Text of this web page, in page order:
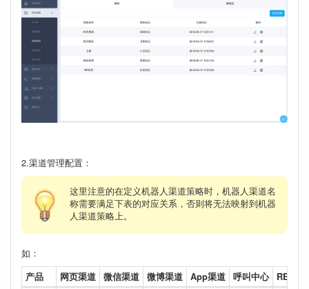
2.渠道管理配置：
这里注意的在定义机器⼈渠道策略时，机器⼈渠道名
称需要满⾜下表的对应关系，否则将⽆法映射到机器
⼈渠道策略上。
如：
产品
⽹⻚渠道 微信渠道 微博渠道 App渠道 呼叫中⼼